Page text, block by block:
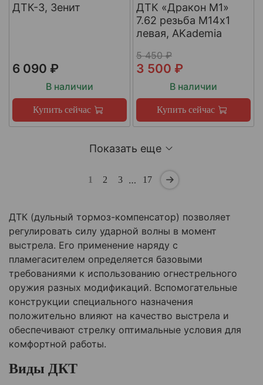
ДТК-3, Зенит
6 090 ₽
В наличии
Купить сейчас
ДТК «Дракон М1»
7.62 резьба М14х1
левая, AKademia
5 450 ₽
3 500 ₽
В наличии
Купить сейчас
Показать еще
1 2 3 … 17
ДТК (дульный тормоз-компенсатор) позволяет
регулировать силу ударной волны в момент
выстрела. Его применение наряду с
пламегасителем определяется базовыми
требованиями к использованию огнестрельного
оружия разных модификаций. Вспомогательные
конструкции специального назначения
положительно влияют на качество выстрела и
обеспечивают стрелку оптимальные условия для
комфортной работы.
Виды ДКТ